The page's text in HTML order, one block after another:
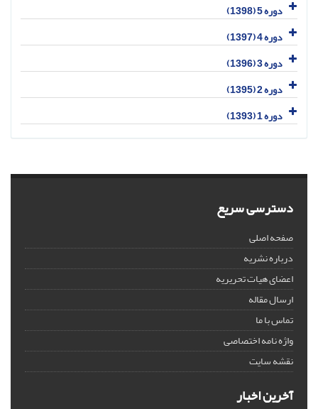
دوره 5 (1398)
دوره 4 (1397)
دوره 3 (1396)
دوره 2 (1395)
دوره 1 (1393)
دسترسی سریع
صفحه اصلی
درباره نشریه
اعضای هیات تحریریه
ارسال مقاله
تماس با ما
واژه نامه اختصاصی
نقشه سایت
آخرین اخبار